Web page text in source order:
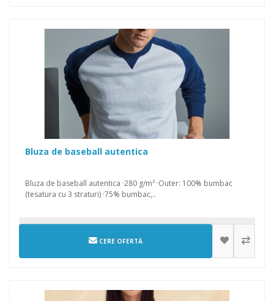
Bluza de baseball autentica
Bluza de baseball autentica ·280 g/m² ·Outer: 100% bumbac
(tesatura cu 3 straturi) ·75% bumbac,..
CERE OFERTĂ